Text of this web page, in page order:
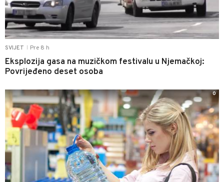
SVIJET Pre 8 h
Eksplozija gasa na muzičkom festivalu u Njemačkoj:
Povrijeđeno deset osoba
0